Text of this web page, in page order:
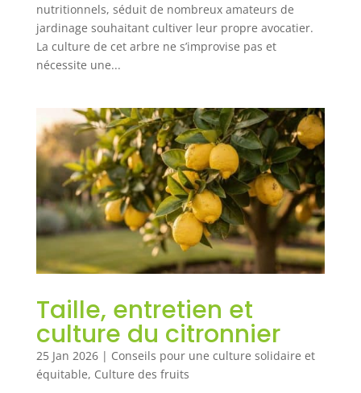
nutritionnels, séduit de nombreux amateurs de
jardinage souhaitant cultiver leur propre avocatier.
La culture de cet arbre ne s’improvise pas et
nécessite une...
Taille, entretien et
culture du citronnier
25 Jan 2026| Conseils pour une culture solidaire et
équitable, Culture des fruits